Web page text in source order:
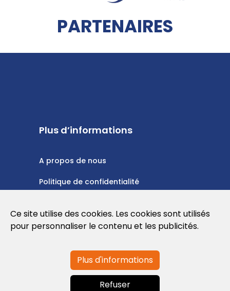
PARTENAIRES
Plus d’informations
A propos de nous
Politique de confidentialité
Conditions d'utilisation
Contactez-nous
info@globalagents.net
Ce site utilise des cookies. Les cookies sont utilisés
pour personnaliser le contenu et les publicités.
Plus d'informations
Refuser